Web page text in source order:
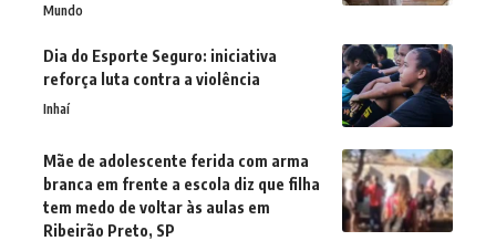
Mundo
Dia do Esporte Seguro: iniciativa
reforça luta contra a violência
Inhaí
Mãe de adolescente ferida com arma
branca em frente a escola diz que filha
tem medo de voltar às aulas em
Ribeirão Preto, SP